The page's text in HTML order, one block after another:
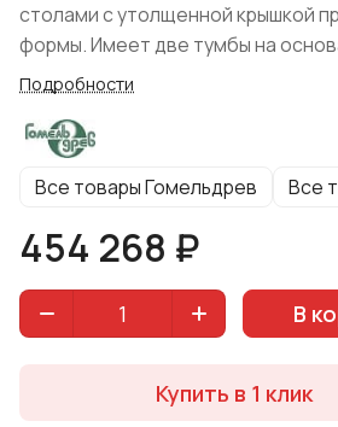
столами с утолщенной крышкой
формы. Имеет две тумбы на
(цоколе) каждая. В тумбе слева
одним, а за верхним ящиком еще
письменных принадлежностей,
сверху.
Подробности
Все товары Гомельдрев Все
454 268 ₽
В
Купить в 1 клик